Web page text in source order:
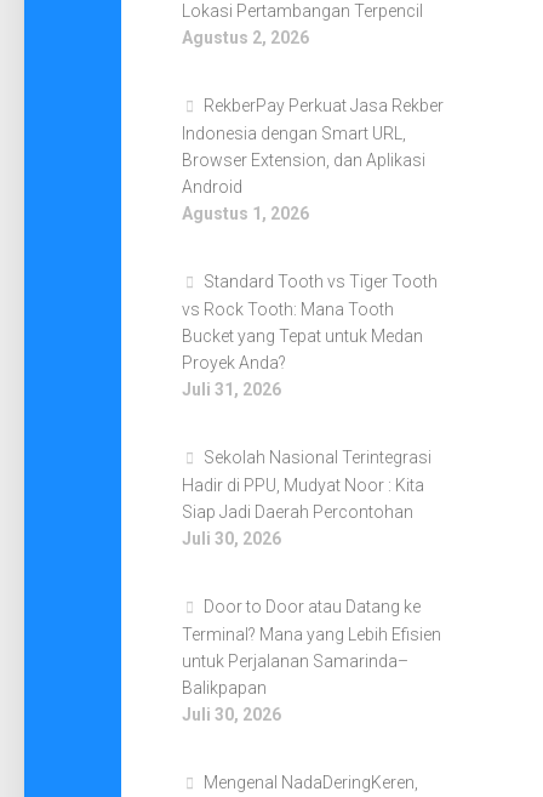
Lokasi Pertambangan Terpencil
Agustus 2, 2026
RekberPay Perkuat Jasa Rekber
Indonesia dengan Smart URL,
Browser Extension, dan Aplikasi
Android
Agustus 1, 2026
Standard Tooth vs Tiger Tooth
vs Rock Tooth: Mana Tooth
Bucket yang Tepat untuk Medan
Proyek Anda?
Juli 31, 2026
Sekolah Nasional Terintegrasi
Hadir di PPU, Mudyat Noor : Kita
Siap Jadi Daerah Percontohan
Juli 30, 2026
Door to Door atau Datang ke
Terminal? Mana yang Lebih Efisien
untuk Perjalanan Samarinda–
Balikpapan
Juli 30, 2026
Mengenal NadaDeringKeren,